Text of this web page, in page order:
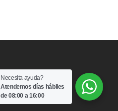
Necesita ayuda?
Atendemos días hábiles
de 08:00 a 16:00